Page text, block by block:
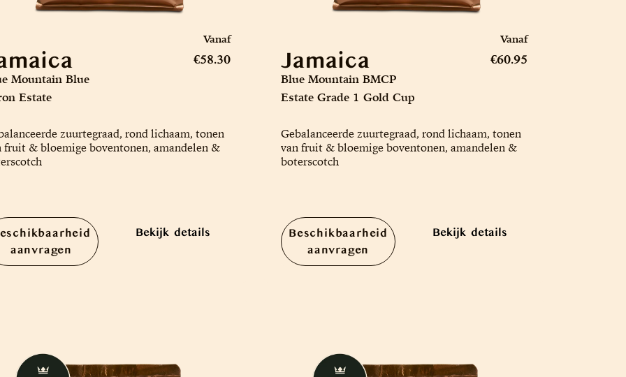
Mountain Blue
Estate
Vanaf
€58.30
zuurtegraad, rond lichaam, tonen
fruit & bloemige boventonen, amandelen &
aanvragen
Bekijk details
Jamaica
Blue Mountain BMCP
Estate Grade 1 Gold Cup
Vanaf
€60.95
Gebalanceerde zuurtegraad, rond lichaam, tonen
van fruit & bloemige boventonen, amandelen &
boterscotch
Beschikbaarheid
aanvragen
Bekijk details